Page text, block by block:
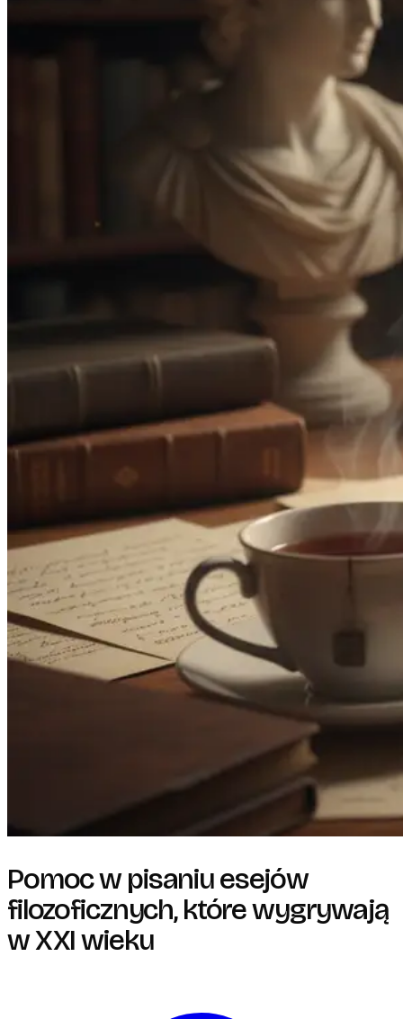
Pomoc w pisaniu esejów
filozoficznych, które wygrywają
w XXI wieku